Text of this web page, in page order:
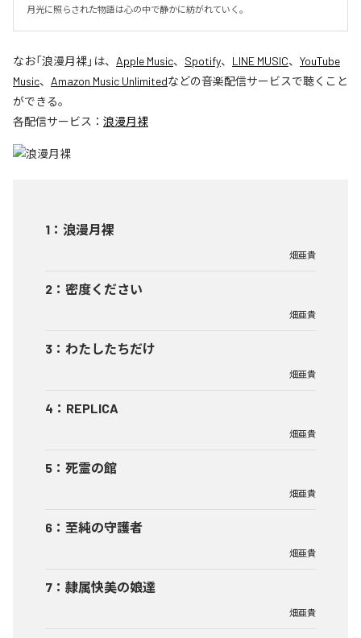
月光に照らされた物語は心の中で静かに紡がれていく。
なお「浪漫月裸」は、 Apple Music、 Spotify、 LINE MUSIC、 YouTube
Music、 Amazon Music Unlimitedなどの音楽配信サービスで聴くこと
ができる。
各配信サービス： 浪漫月裸
1 ： 浪漫月裸
畑亜貴
2 ： 密度ください
畑亜貴
3 ： わたしたちだけ
畑亜貴
4 ： REPLICA
畑亜貴
5 ： 死霊の館
畑亜貴
6 ： 至純の守護者
畑亜貴
7 ： 隷属快美の娘達
畑亜貴